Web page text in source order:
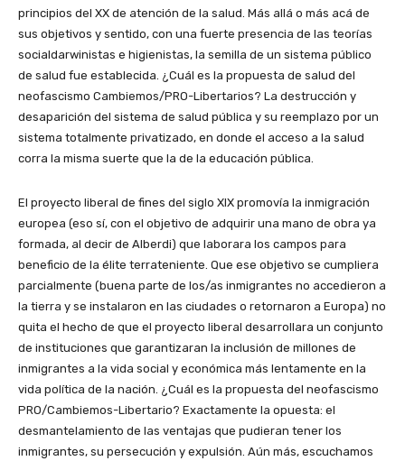
principios del XX de atención de la salud. Más allá o más acá de
sus objetivos y sentido, con una fuerte presencia de las teorías
socialdarwinistas e higienistas, la semilla de un sistema público
de salud fue establecida. ¿Cuál es la propuesta de salud del
neofascismo Cambiemos/PRO-Libertarios? La destrucción y
desaparición del sistema de salud pública y su reemplazo por un
sistema totalmente privatizado, en donde el acceso a la salud
corra la misma suerte que la de la educación pública.
El proyecto liberal de fines del siglo XIX promovía la inmigración
europea (eso sí, con el objetivo de adquirir una mano de obra ya
formada, al decir de Alberdi) que laborara los campos para
beneficio de la élite terrateniente. Que ese objetivo se cumpliera
parcialmente (buena parte de los/as inmigrantes no accedieron a
la tierra y se instalaron en las ciudades o retornaron a Europa) no
quita el hecho de que el proyecto liberal desarrollara un conjunto
de instituciones que garantizaran la inclusión de millones de
inmigrantes a la vida social y económica más lentamente en la
vida política de la nación. ¿Cuál es la propuesta del neofascismo
PRO/Cambiemos-Libertario? Exactamente la opuesta: el
desmantelamiento de las ventajas que pudieran tener los
inmigrantes, su persecución y expulsión. Aún más, escuchamos